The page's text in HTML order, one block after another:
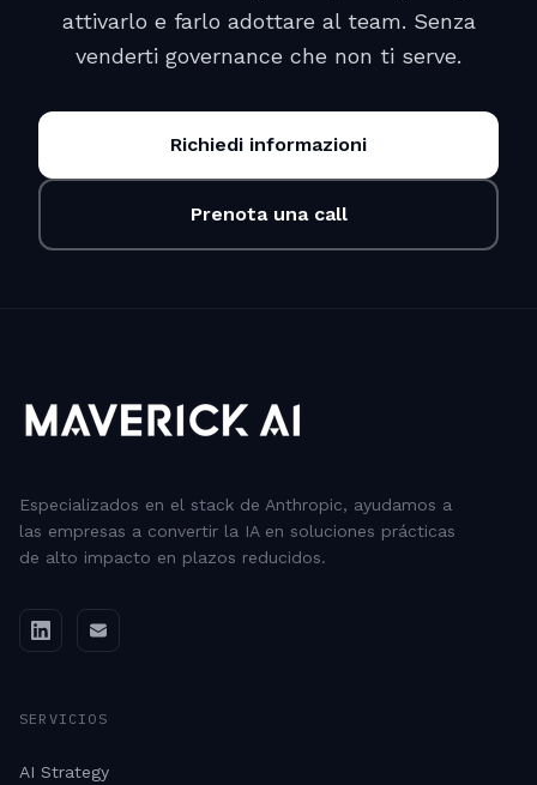
attivarlo e farlo adottare al team. Senza
venderti governance che non ti serve.
Richiedi informazioni
Prenota una call
Especializados en el stack de Anthropic, ayudamos a
las empresas a convertir la IA en soluciones prácticas
de alto impacto en plazos reducidos.
SERVICIOS
AI Strategy